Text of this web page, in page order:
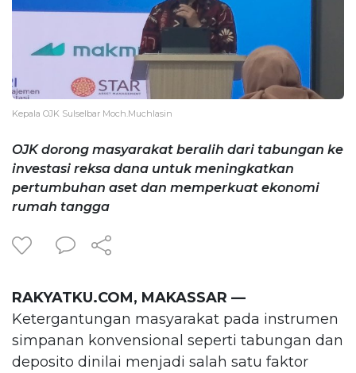
Kepala OJK Sulselbar Moch.Muchlasin
OJK dorong masyarakat beralih dari tabungan ke
investasi reksa dana untuk meningkatkan
pertumbuhan aset dan memperkuat ekonomi
rumah tangga
RAKYATKU.COM, MAKASSAR —
Ketergantungan masyarakat pada instrumen
simpanan konvensional seperti tabungan dan
deposito dinilai menjadi salah satu faktor